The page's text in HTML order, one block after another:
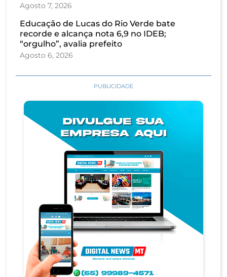
Agosto 7, 2026
Educação de Lucas do Rio Verde bate
recorde e alcança nota 6,9 no IDEB;
“orgulho”, avalia prefeito
Agosto 6, 2026
PUBLICIDADE